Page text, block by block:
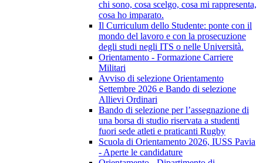
chi sono, cosa scelgo, cosa mi rappresenta,
cosa ho imparato.
Il Curriculum dello Studente: ponte con il
mondo del lavoro e con la prosecuzione
degli studi negli ITS o nelle Università.
Orientamento - Formazione Carriere
Militari
Avviso di selezione Orientamento
Settembre 2026 e Bando di selezione
Allievi Ordinari
Bando di selezione per l’assegnazione di
una borsa di studio riservata a studenti
fuori sede atleti e praticanti Rugby
Scuola di Orientamento 2026, IUSS Pavia
- Aperte le candidature